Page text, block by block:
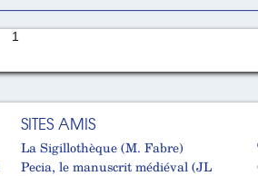
1
SITES AMIS
La Sigillothèque (M. Fabre)
Pecia, le manuscrit médiéval (JL